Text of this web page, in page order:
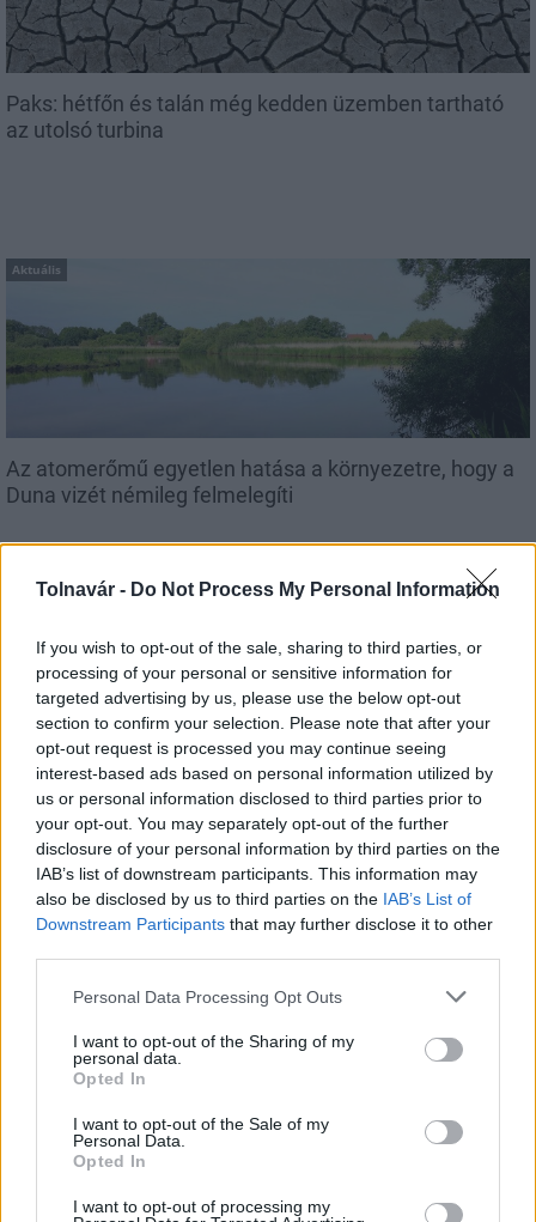
Tolnavár - Do Not Process My Personal Information
If you wish to opt-out of the sale, sharing to third parties, or
processing of your personal or sensitive information for
targeted advertising by us, please use the below opt-out
section to confirm your selection. Please note that after your
opt-out request is processed you may continue seeing
interest-based ads based on personal information utilized by
us or personal information disclosed to third parties prior to
your opt-out. You may separately opt-out of the further
disclosure of your personal information by third parties on the
IAB’s list of downstream participants. This information may
also be disclosed by us to third parties on the IAB’s List of
Downstream Participants that may further disclose it to other
Please note that this website/app uses one or more Google
not limited to your visit or usage behaviour. You may click to
grant or deny consent to Google and its third-party tags to
use your data for below specified purposes in below Google
consent section.
Personal Data Processing Opt Outs
I want to opt-out of the Sharing of my
personal data.
Opted In
I want to opt-out of the Sale of my
Personal Data.
Opted In
I want to opt-out of processing my
Paks: hétfőn és talán még kedden üzemben tartható
az utolsó turbina
Aktuális
Az atomerőmű egyetlen hatása a környezetre, hogy a
Duna vizét némileg felmelegíti
MAGYAR ÉPÍTŐK
Aktuális
műemlékfelújítás
megújul a tatai Angolkert
A projekt részeként megújulnak a területen található
Várkanyarban álló Nepomuki Szent János híd és szobor is.